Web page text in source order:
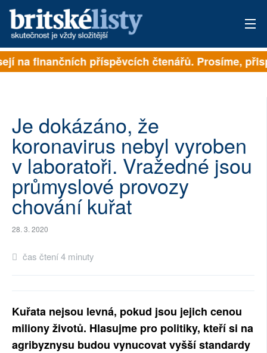
PŘIHLÁSIT
ARCHIV
ROZHOVORY
TÉMATA
NEJČTENĚJŠÍ ZA 7 DNÍ
AUTOŘI
PŘÍSPĚVKY NA PROVOZ
RUBRIKY
PLNÁ VERZE STRÁNEK
na finančních příspěvcích čtenářů. Prosíme,
Je dokázáno, že
koronavirus nebyl vyroben
v laboratoři. Vražedné jsou
průmyslové provozy
chování kuřat
28. 3. 2020
čas čtení 4 minuty
Kuřata nejsou levná, pokud jsou jejich cenou
miliony životů. Hlasujme pro politiky, kteří si na
agribyznysu budou vynucovat vyšší standardy